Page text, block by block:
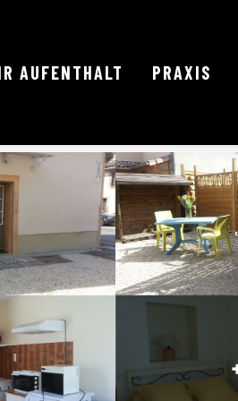
AUFENTHALT PRAXIS